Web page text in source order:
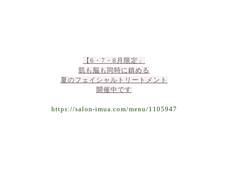
【6・7・8月限定」
肌も脳も同時に鎮める
夏のフェイシャルトリートメント
開催中です
https://salon-imua.com/menu/1105947